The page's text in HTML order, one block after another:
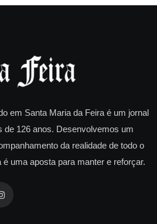
em Santa Maria da Feira é um jornal
de 126 anos. Desenvolvemos um
da realidade de todo o
uma aposta para manter e reforçar.